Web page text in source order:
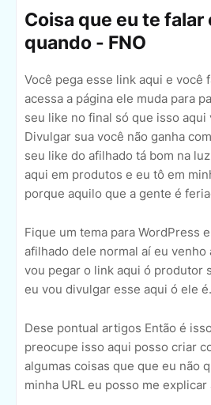
Coisa que eu te
quando - FNO
Você pega esse link aqui e você
acessa a página ele muda para
seu like no final só que isso aqui
Divulgar sua você não ganha
seu like do afilhado tá bom na
aqui em produtos e eu tô em
porque aquilo que a gente é
Fique um tema para WordPress
afilhado dele normal aí eu venho
vou pegar o link aqui ó produtor
eu vou divulgar esse aqui ó ele é.
Dese pontual artigos Então é
preocupe isso aqui posso criar
algumas coisas que que eu não
minha URL eu posso me explicar